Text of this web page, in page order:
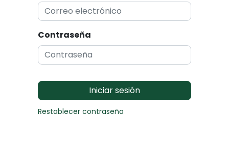
Contraseña
Iniciar sesión
Restablecer contraseña